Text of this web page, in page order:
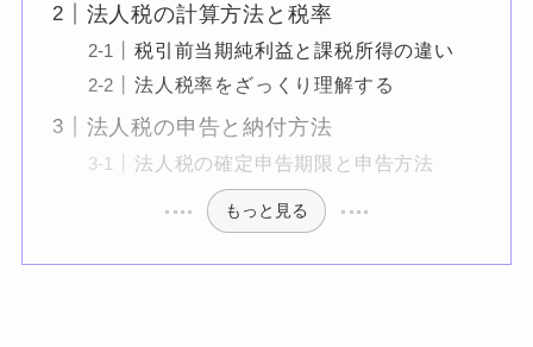
法人税の計算方法と税率
税引前当期純利益と課税所得の違い
法人税率をざっくり理解する
法人税の申告と納付方法
法人税の確定申告期限と申告方法
もっと見る